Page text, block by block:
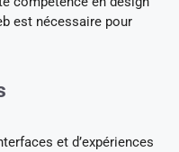
est nécessaire pour
et d’expériences